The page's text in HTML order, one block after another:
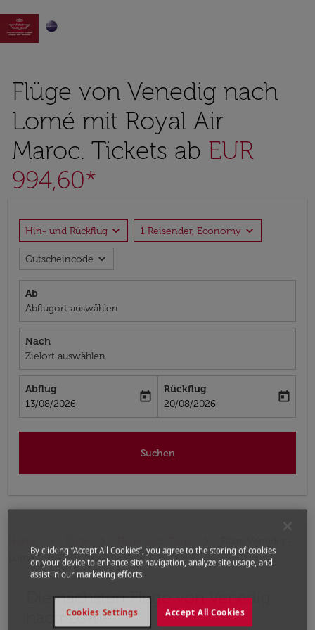

Flüge von Venedig nach
Lomé mit Royal Air
Maroc. Tickets ab EUR
994,60*
Hin- und Rückflug expand_more 1 Reisender, Economy expand_more
Gutscheincode expand_more
Ab
Abflugort auswählen
Nach
Zielort auswählen
Abflug
fc-booking-departure-date-aria-label
13/08/2026
today
Rückflug
fc-booking-return-date-aria-label
20/08/2026
today
Suchen
Lomé
Die nächsten Flüge von Venedig
nach Lomé
By clicking “Accept All Cookies”, you agree to the storing of cookies
on your device to enhance site navigation, analyze site usage, and
assist in our marketing efforts.
Accept All Cookies
Cookies Settings